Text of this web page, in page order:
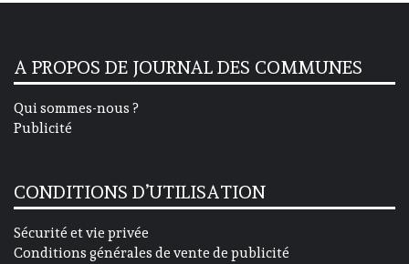
A PROPOS DE JOURNAL DES COMMUNES
Qui sommes-nous ?
Publicité
CONDITIONS D’UTILISATION
Sécurité et vie privée
Conditions générales de vente de publicité